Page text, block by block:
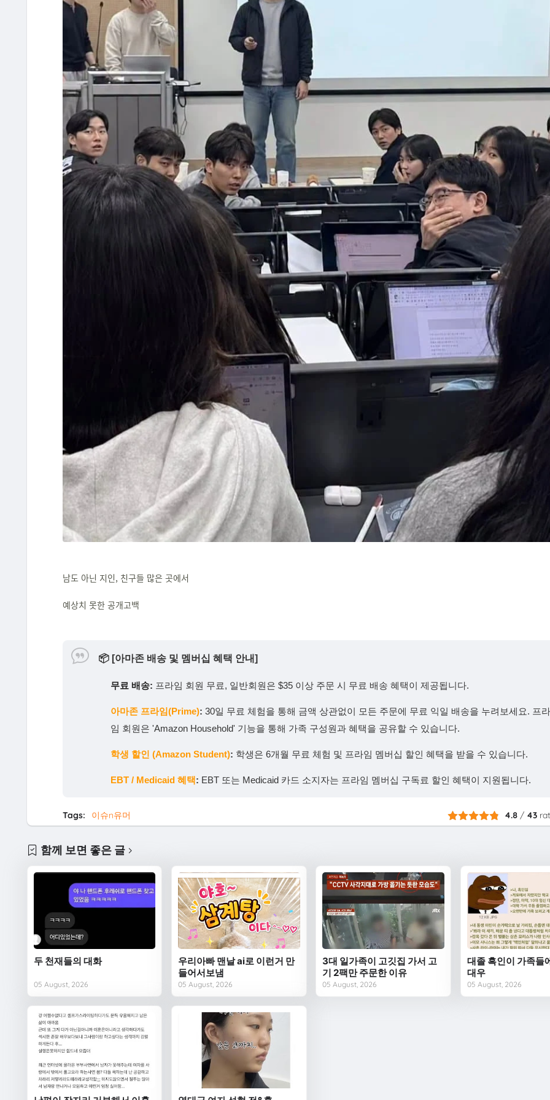
남도 아닌 지인, 친구들 많은 곳에서
예상치 못한 공개고백
📦 [아마존 배송 및 멤버십 혜택 안내]
무료 배송: 프라임 회원 무료, 일반회원은 $35 이상 주문 시 무료 배송 혜택이 제공됩니다.
아마존 프라임(Prime): 30일 무료 체험을 통해 금액 상관없이 모든 주문에 무료 익일 배송을 누려보세요. 프라
임 회원은 'Amazon Household' 기능을 통해 가족 구성원과 혜택을 공유할 수 있습니다.
학생 할인 (Amazon Student): 학생은 6개월 무료 체험 및 프라임 멤버십 할인 혜택을 받을 수 있습니다.
EBT / Medicaid 혜택: EBT 또는 Medicaid 카드 소지자는 프라임 멤버십 구독료 할인 혜택이 지원됩니다.
Tags: 이슈n유머 4.8 / 43
함께 보면 좋은 글
두 천재들의 대화
05 August, 2026
우리아빠 맨날 ai로 이런거 만
들어서보냄
05 August, 2026
3대 일가족이 고깃집 가서 고
기 2팩만 주문한 이유
05 August, 2026
대졸 흑인이 가족들
대우
05 August, 2026